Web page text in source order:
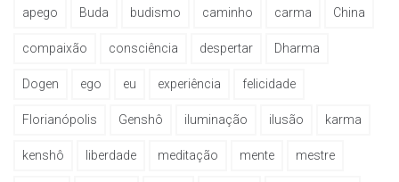
apego Buda budismo caminho carma China
compaixão consciência despertar Dharma
Dogen ego eu experiência felicidade
Florianópolis Genshô iluminação ilusão karma
kenshô liberdade meditação mente mestre